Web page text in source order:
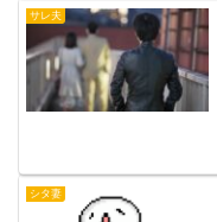
サレ夫
シタ妻